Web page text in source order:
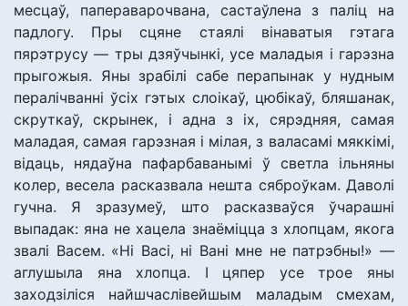
месцаў, папераварочвана, састаўлена з паліц на
падлогу. Пры сцяне стаялі вінаватыя гэтага
пярэтрусу — тры дзяўчынкі, усе маладыя і гарэзна
прыгожыя. Яны зрабілі сабе перапынак у нудным
пералічванні ўсіх гэтых слоікаў, цюбікаў, бляшанак,
скруткаў, скрынек, і адна з іх, сярэдняя, самая
маладая, самая гарэзная і мілая, з валасамі мяккімі,
відаць, нядаўна пафарбаванымі ў светла ільняны
колер, весела расказвала нешта сяброўкам. Даволі
гучна. Я зразумеў, што расказваўся ўчарашні
выпадак: яна не хацела знаёміцца з хлопцам, якога
звалі Васем. «Ні Васі, ні Вані мне не патрэбны!» —
аглушыла яна хлопца. І цяпер усе трое яны
заходзіліся найшчаслівейшым маладым смехам,